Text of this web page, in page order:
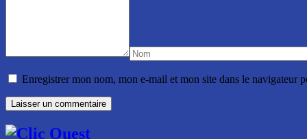
Enregistrer mon nom, mon e-mail et mon site dans le navigateur